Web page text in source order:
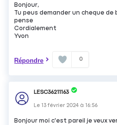
Bonjour,
Tu peus demander un cheque
pense
Cordialement
Yvon
Répondre 0
LESC36211163
Le13 février 2024 à16:56
Bonjour moi c'est pareil je veux